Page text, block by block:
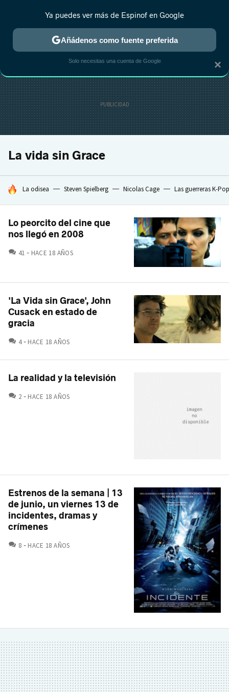
ESTRENOS REALITY ANIME RANKINGS CINE
La vida sin Grace
HOY SE HABLA DE
La odisea Steven Spielberg Nicolas Cage Las guerreras K-Pop
Lo peorcito del cine que
nos llegó en 2008
41 COMENTARIOS
HACE 18 AÑOS
'La Vida sin Grace', John
Cusack en estado de
gracia
4 COMENTARIOS
HACE 18 AÑOS
La realidad y la televisión
2 COMENTARIOS
HACE 18 AÑOS
Estrenos de la semana | 13
de junio, un viernes 13 de
incidentes, dramas y
crímenes
8 COMENTARIOS
HACE 18 AÑOS
×
Ya puedes ver más de Espinof en Google
Añádenos como fuente preferida
Solo necesitas una cuenta de Google